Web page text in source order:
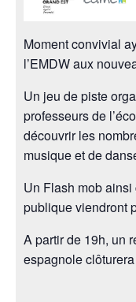
Moment convivial
l’EMDW aux
Un jeu de piste
professeurs de
découvrir les
musique et de
Un Flash mob
publique viendront
A partir de 19h, un
espagnole